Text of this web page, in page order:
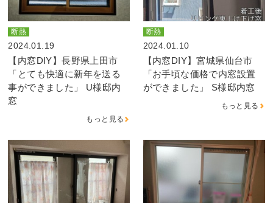
断熱
2024.01.19
【内窓DIY】長野県上田市
「とても快適に新年を送る
事ができました」 U様邸内
窓
もっと見る
断熱
2024.01.10
【内窓DIY】宮城県仙台市
「お手頃な価格で内窓設置
ができました」 S様邸内窓
もっと見る